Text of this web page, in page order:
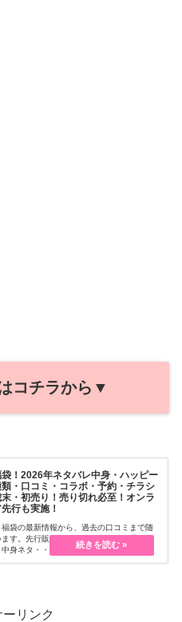
コチラから▼
袋！2026年ネタバレ中身・ハッピー
・口コミ・コラボ・予約・チラシ
末・初売り！売り切れ必至！オンラ
行も実施！
福袋の最新情報から、過去の口コミまで随
す。先行販売・予約、販売方法、通販・
身ネタ・・・続きを読む
リンク